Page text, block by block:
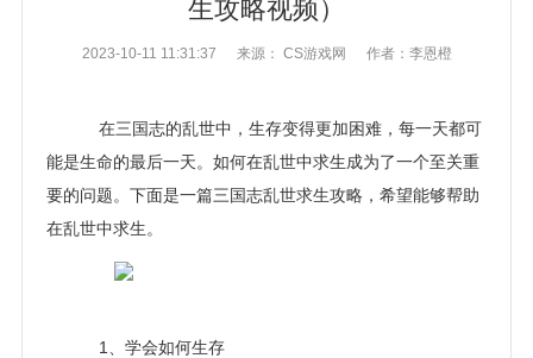
生攻略视频）
2023-10-11 11:31:37 来源： CS游戏网 作者：李恩橙
在三国志的乱世中，生存变得更加困难，每一天都可
能是生命的最后一天。如何在乱世中求生成为了一个至关重
要的问题。下面是一篇三国志乱世求生攻略，希望能够帮助
在乱世中求生。
1、学会如何生存